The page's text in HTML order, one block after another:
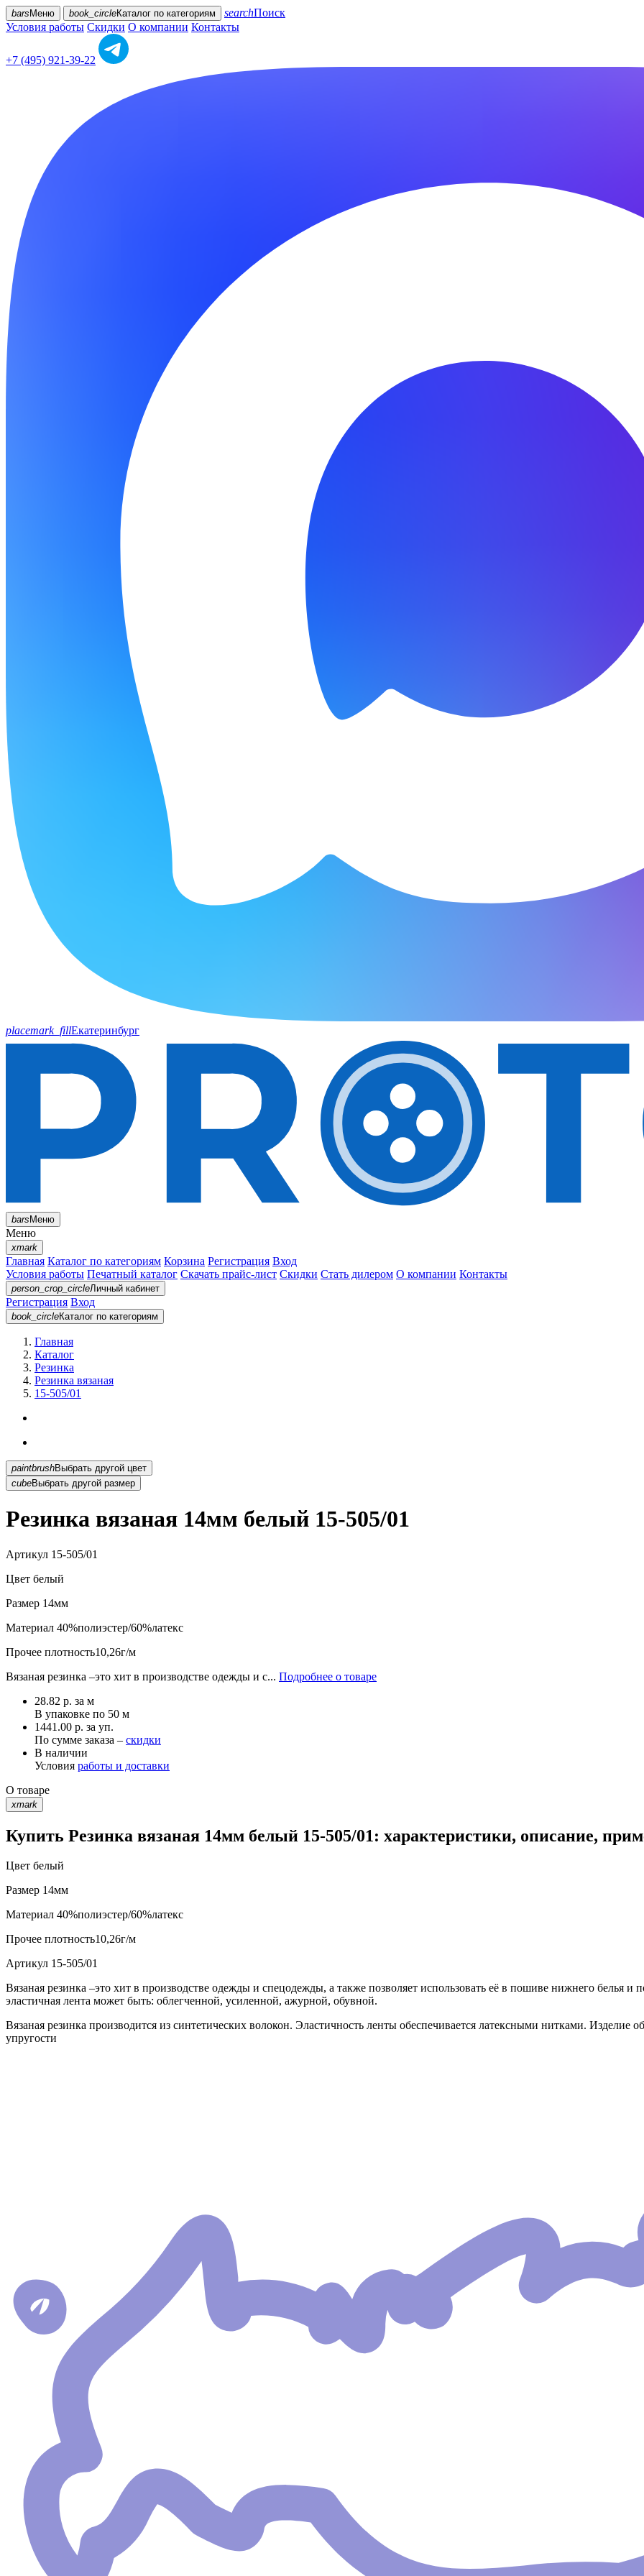
bars Меню book_circleКаталог по категориям searchПоиск
Условия работы Скидки О компании Контакты
+7 (495) 921-39-22
placemark_fillЕкатеринбург
barsМеню
Меню
xmark
Главная Каталог по категориям Корзина Регистрация Вход
Условия работы Печатный каталог Скачать прайс-лист Скидки Стать дилером О компании Контакты
person_crop_circleЛичный кабинет
Регистрация Вход
book_circleКаталог по категориям
Главная
Каталог
Резинка
Резинка вязаная
15-505/01
paintbrush
Выбрать другой цвет
cubeВыбрать другой размер
Резинка вязаная 14мм белый 15-505/01
Артикул 15-505/01
Цвет белый
Размер 14мм
Материал 40%полиэстер/60%латекс
Прочее плотность10,26г/м
Вязаная резинка –это хит в производстве одежды и с... Подробнее о товаре
28.82 р. за м
В упаковке по 50 м
1441.00 р. за уп.
По сумме заказа – скидки
В наличии
Условия работы и доставки
О товаре
xmark
Купить Резинка вязаная 14мм белый 15-505/01: характеристики, описание,
Цвет белый
Размер 14мм
Материал 40%полиэстер/60%латекс
Прочее плотность10,26г/м
Артикул 15-505/01
Вязаная резинка –это хит в производстве одежды и спецодежды, а также позволяет использовать её в пошиве нижнего белья и
эластичная лента может быть: облегченной, усиленной, ажурной, обувной.
Вязаная резинка производится из синтетических волокон. Эластичность ленты обеспечивается латексными нитками. Изделие
упругости